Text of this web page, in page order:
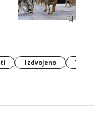
Izdvojeno